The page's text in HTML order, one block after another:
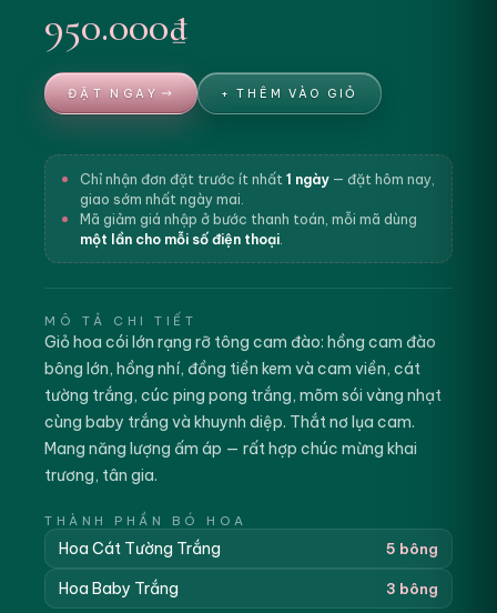
950.000₫
ĐẶT NGAY + THÊM VÀO GIỎ
Chỉ nhận đơn đặt trước ít nhất 1 ngày — đặt hôm nay,
giao sớm nhất ngày mai.
Mã giảm giá nhập ở bước thanh toán, mỗi mã dùng
một lần cho mỗi số điện thoại
MÔ TẢ CHI TIẾT
Giỏ hoa cói lớn rạng rỡ tông cam đào: hồng cam đào
bông lớn, hồng nhí, đồng tiền kem và cam viền, cát
tường trắng, cúc ping pong trắng, mõm sói vàng nhạt
cùng baby trắng và khuynh diệp. Thắt nơ lụa cam.
Mang năng lượng ấm áp — rất hợp chúc mừng khai
trương, tân gia.
THÀNH PHẦN BÓ HOA
Hoa Cát Tường Trắng 5 bông
Hoa Baby Trắng 3 bông